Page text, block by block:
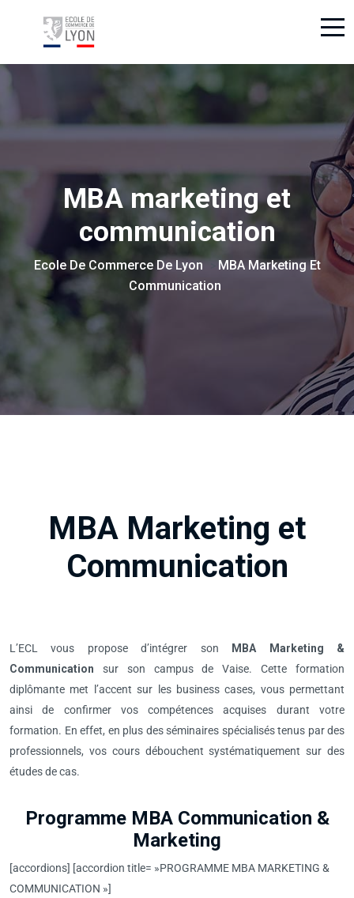
MBA marketing et
communication
Ecole De Commerce De Lyon
MBA Marketing Et
Communication
MBA Marketing et
Communication
L’ECL vous propose d’intégrer son
MBA Marketing &
Communication sur son campus de Vaise. Cette formation
diplômante met l’accent sur les business cases, vous permettant
ainsi de confirmer vos compétences acquises durant votre
formation. En effet, en plus des séminaires spécialisés tenus par des
professionnels, vos cours débouchent systématiquement sur des
études de cas.
Programme MBA Communication &
Marketing
[accordions] [accordion title= »PROGRAMME MBA MARKETING &
COMMUNICATION »]